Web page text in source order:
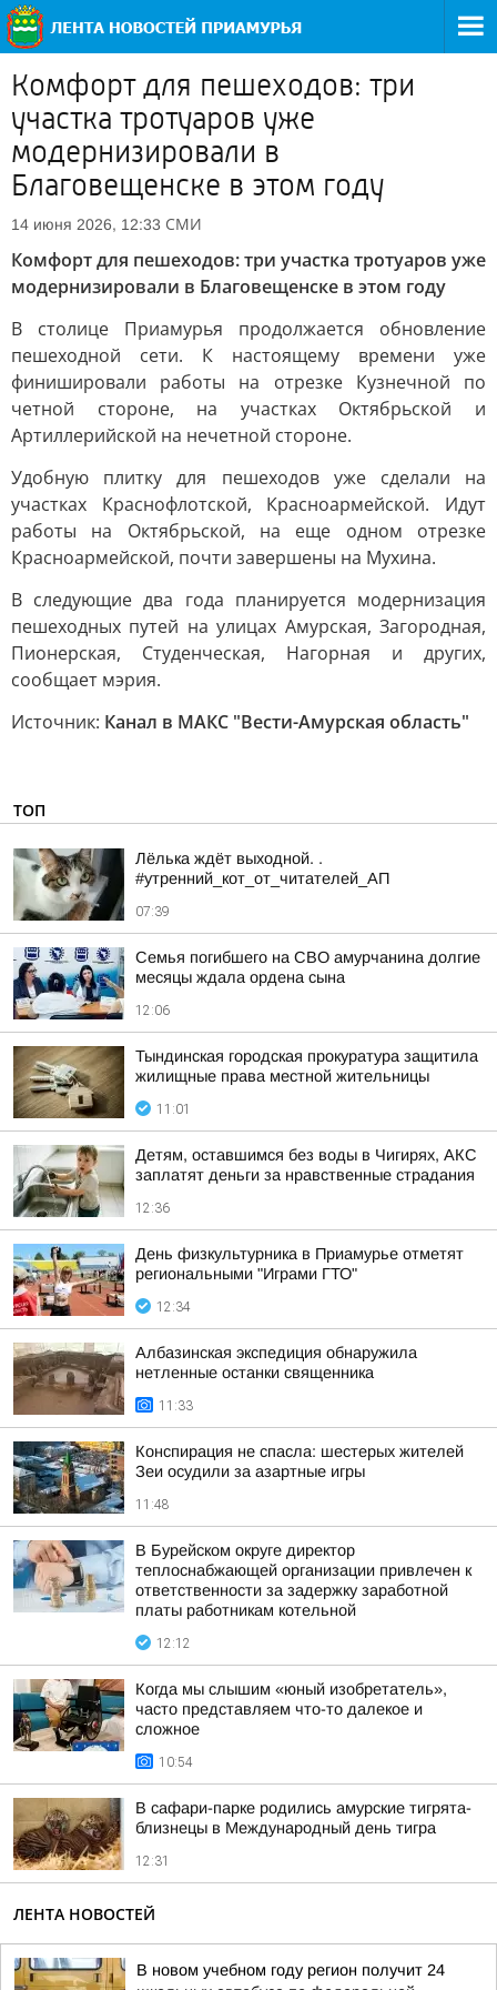
Комфорт для пешеходов: три
участка тротуаров уже
модернизировали в
Благовещенске в этом году
14 июня 2026, 12:33 СМИ
Комфорт для пешеходов: три участка тротуаров уже
модернизировали в Благовещенске в этом году
В столице Приамурья продолжается обновление
пешеходной сети. К настоящему времени уже
финишировали работы на отрезке Кузнечной по
четной стороне, на участках Октябрьской и
Артиллерийской на нечетной стороне.
Удобную плитку для пешеходов уже сделали на
участках Краснофлотской, Красноармейской. Идут
работы на Октябрьской, на еще одном отрезке
Красноармейской, почти завершены на Мухина.
В следующие два года планируется модернизация
пешеходных путей на улицах Амурская, Загородная,
Пионерская, Студенческая, Нагорная и других,
сообщает мэрия.
Источник: Канал в МАКС "Вести-Амурская область"
ТОП
Лёлька ждёт выходной. .
#утренний_кот_от_читателей_АП
07:39
Семья погибшего на СВО амурчанина долгие
месяцы ждала ордена сына
12:06
Тындинская городская прокуратура защитила
жилищные права местной жительницы
11:01
Детям, оставшимся без воды в Чигирях, АКС
заплатят деньги за нравственные страдания
12:36
День физкультурника в Приамурье отметят
региональными "Играми ГТО"
12:34
Албазинская экспедиция обнаружила
нетленные останки священника
11:33
Конспирация не спасла: шестерых жителей
Зеи осудили за азартные игры
11:48
В Бурейском округе директор
теплоснабжающей организации привлечен к
ответственности за задержку заработной
платы работникам котельной
12:12
Когда мы слышим «юный изобретатель»,
часто представляем что-то далекое и
сложное
10:54
В сафари-парке родились амурские тигрята-
близнецы в Международный день тигра
12:31
ЛЕНТА НОВОСТЕЙ
В новом учебном году регион получит 24